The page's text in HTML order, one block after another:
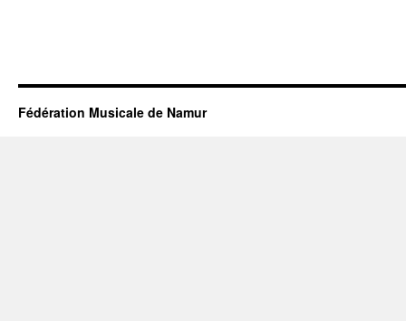
Fédération Musicale de Namur